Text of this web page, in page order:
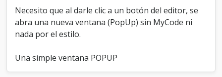
Necesito que al darle clic a un botón del editor, se
abra una nueva ventana (PopUp) sin MyCode ni
nada por el estilo.
Una simple ventana POPUP